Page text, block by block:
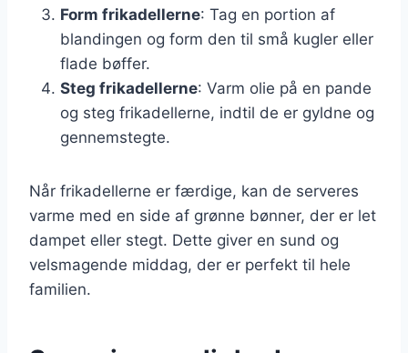
Form frikadellerne: Tag en portion af
blandingen og form den til små kugler eller
flade bøffer.
Steg frikadellerne: Varm olie på en pande
og steg frikadellerne, indtil de er gyldne og
gennemstegte.
Når frikadellerne er færdige, kan de serveres
varme med en side af grønne bønner, der er let
dampet eller stegt. Dette giver en sund og
velsmagende middag, der er perfekt til hele
familien.